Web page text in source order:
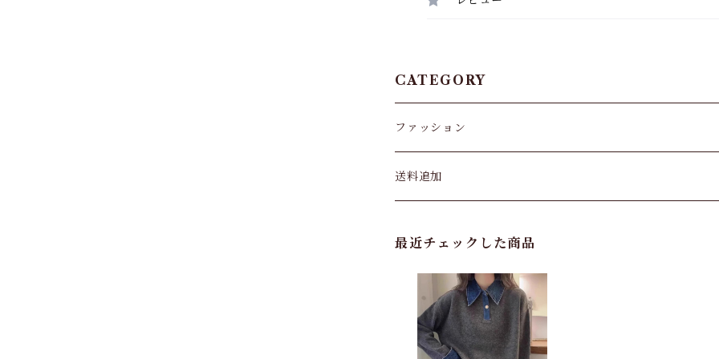
CATEGORY
ファッション
パンツ&スカート
バッグ
カーディガン
送料追加
最近チェックした商品